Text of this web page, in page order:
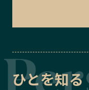
ひとを知る